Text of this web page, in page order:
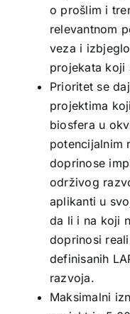
o prošlim i
relevantnom
veza i
projekata koji
Prioritet se
projektima
biosfera u
potencijalnim
doprinose
održivog
aplikanti u
da li i na koji
doprinosi
definisanih
razvoja.
Maksimalni